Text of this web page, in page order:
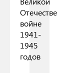
войне
1941-
1945
годов